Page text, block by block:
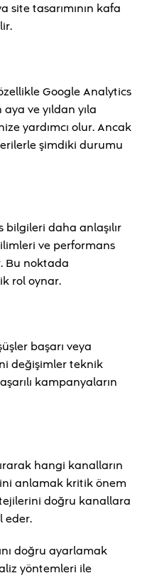
site tasarımının kafa
Google Analytics
ve yıldan yıla
yardımcı olur. Ancak
şimdiki durumu
daha anlaşılır
ve performans
Bu noktada
rol oynar.
başarı veya
değişimler teknik
kampanyaların
hangi kanalların
anlamak kritik önem
doğru kanallara
eder.
doğru ayarlamak
yöntemleri ile